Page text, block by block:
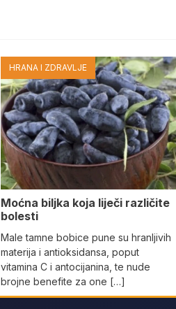
HRANA I ZDRAVLJE
Moćna biljka koja liječi različite
bolesti
Male tamne bobice pune su hranljivih
materija i antioksidansa, poput
vitamina C i antocijanina, te nude
brojne benefite za one […]